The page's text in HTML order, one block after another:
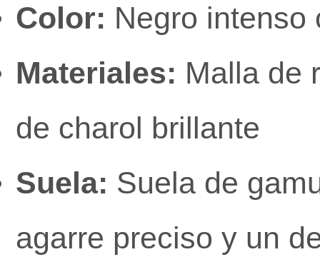
Color: Negro intenso
Materiales: Malla de
de charol brillante
Suela: Suela de
agarre preciso y un